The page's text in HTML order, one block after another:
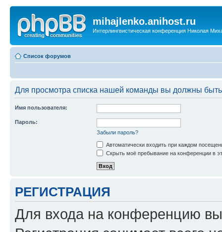
mihajlenko.anihost.ru
Интерлингвистическая конференция Николая
Список форумов
Для просмотра списка нашей команды вы должны
Имя пользователя:
Пароль:
Забыли пароль?
Автоматически входить при каждом
Скрыть моё пребывание на конференции в
РЕГИСТРАЦИЯ
Для входа на конференцию